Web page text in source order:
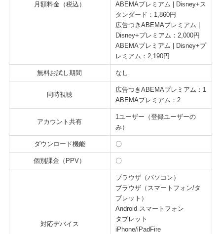
月額料金（税込）
ABEMAプレミアム | Disney+ス
タンダード：1,860円
広告つきABEMAプレミアム |
Disney+プレミアム：2,000円
ABEMAプレミアム | Disney+プ
レミアム：2,190円
無料お試し期間 なし
同時視聴
広告つきABEMAプレミアム：1
ABEMAプレミアム：2
アカウント共有
1ユーザー（登録ユーザーの
み）
ダウンロード機能 〇
個別課金（PPV） 〇
対応デバイス
ブラウザ（パソコン）
ブラウザ（スマートフォン/タ
ブレット）
Android スマートフォン
タブレット
iPhone/iPadFire